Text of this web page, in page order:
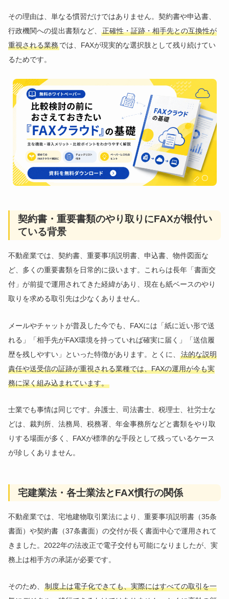
その理由は、単なる慣習だけではありません。契約書や申込書、
行政機関への提出書類など、正確性・証跡・相手先との互換性が
重視される業務では、FAXが現実的な選択肢として残り続けてい
るためです。
契約書・重要書類のやり取りにFAXが根付い
ている背景
不動産業では、契約書、重要事項説明書、申込書、物件図面な
ど、多くの重要書類を日常的に扱います。これらは長年「書面交
付」が前提で運用されてきた経緯があり、現在も紙ベースのやり
取りを求める取引先は少なくありません。
メールやチャットが普及した今でも、FAXには「紙に近い形で送
れる」「相手先がFAX環境を持っていれば確実に届く」「送信履
歴を残しやすい」といった特徴があります。とくに、法的な説明
責任や送受信の証跡が重視される業種では、FAXの運用が今も実
務に深く組み込まれています。
士業でも事情は同じです。弁護士、司法書士、税理士、社労士な
どは、裁判所、法務局、税務署、年金事務所などと書類をやり取
りする場面が多く、FAXが標準的な手段として残っているケース
が珍しくありません。
宅建業法・各士業法とFAX慣行の関係
不動産業では、宅地建物取引業法により、重要事項説明書（35条
書面）や契約書（37条書面）の交付が長く書面中心で運用されて
きました。2022年の法改正で電子交付も可能になりましたが、実
務上は相手方の承諾が必要です。
そのため、制度上は電子化できても、実際にはすべての取引を一